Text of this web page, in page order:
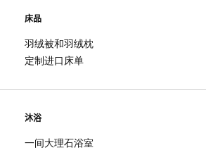
床品
羽绒被和羽绒枕
定制进口床单
沐浴
一间大理石浴室